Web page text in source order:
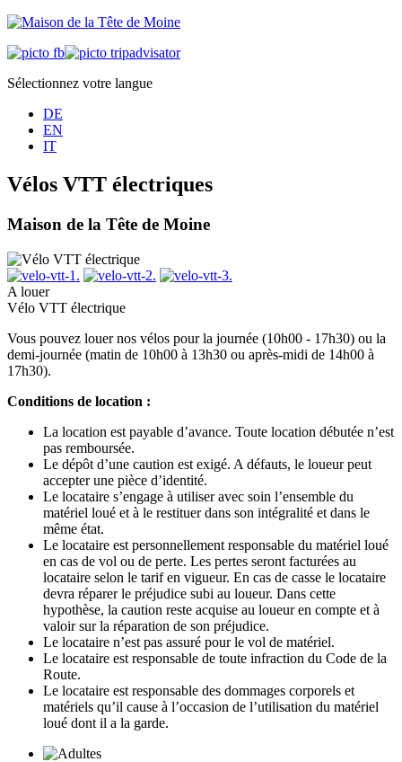
Sélectionnez votre langue
DE
EN
IT
Vélos VTT électriques
Maison de la Tête de Moine
A louer
Vélo VTT électrique
Vous pouvez louer nos vélos pour la journée (10h00 - 17h30) ou la
demi-journée (matin de 10h00 à 13h30 ou après-midi de 14h00 à
17h30).
Conditions de location :
La location est payable d’avance. Toute location débutée n’est
pas remboursée.
Le dépôt d’une caution est exigé. A défauts, le loueur peut
accepter une pièce d’identité.
Le locataire s’engage à utiliser avec soin l’ensemble du
matériel loué et à le restituer dans son intégralité et dans le
même état.
Le locataire est personnellement responsable du matériel loué
en cas de vol ou de perte. Les pertes seront facturées au
locataire selon le tarif en vigueur. En cas de casse le locataire
devra réparer le préjudice subi au loueur. Dans cette
hypothèse, la caution reste acquise au loueur en compte et à
valoir sur la réparation de son préjudice.
Le locataire n’est pas assuré pour le vol de matériel.
Le locataire est responsable de toute infraction du Code de la
Route.
Le locataire est responsable des dommages corporels et
matériels qu’il cause à l’occasion de l’utilisation du matériel
loué dont il a la garde.